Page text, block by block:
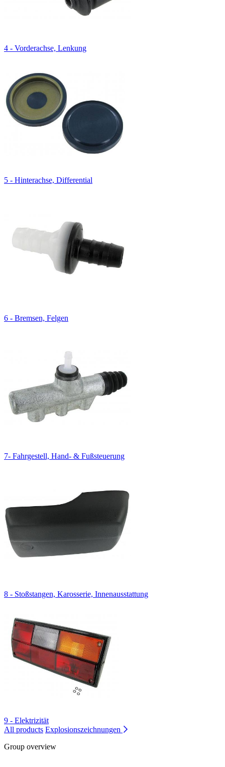
4 - Vorderachse, Lenkung
5 - Hinterachse, Differential
6 - Bremsen, Felgen
7- Fahrgestell, Hand- & Fußsteuerung
8 - Stoßstangen, Karosserie, Innenausstattung
9 - Elektrizität
All products Explosionszeichnungen
Group overview